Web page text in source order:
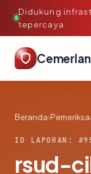
Didukung
tepercaya
Beranda›
ID LAPORAN:
rsud-